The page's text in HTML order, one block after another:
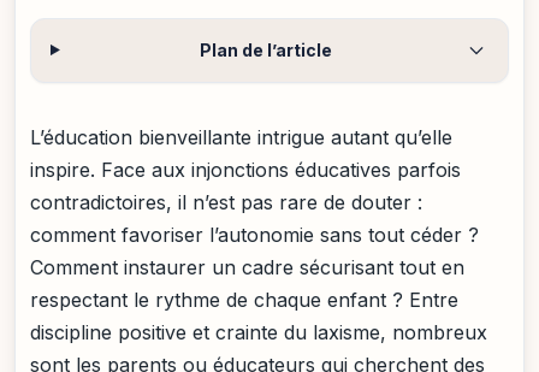
Plan de l’article
L’éducation bienveillante intrigue autant qu’elle
inspire. Face aux injonctions éducatives parfois
contradictoires, il n’est pas rare de douter :
comment favoriser l’autonomie sans tout céder ?
Comment instaurer un cadre sécurisant tout en
respectant le rythme de chaque enfant ? Entre
discipline positive et crainte du laxisme, nombreux
sont les parents ou éducateurs qui cherchent des